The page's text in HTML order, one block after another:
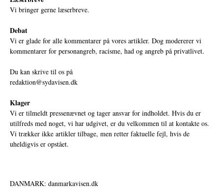
Vi bringer gerne læserbreve.
Debat
Vi er glade for alle kommentarer på vores artikler. Dog modererer vi
kommentarer for personangreb, racisme, had og angreb på privatlivet.
Du kan skrive til os på
redaktion@sydavisen.dk
Klager
Vi er tilmeldt pressenævnet og tager ansvar for indholdet. Hvis du er
utilfreds med noget, vi har udgivet, er du velkommen til at kontakte os.
Vi trækker ikke artikler tilbage, men retter faktuelle fejl, hvis de
uheldigvis er opstået.
DANMARK: danmarkavisen.dk